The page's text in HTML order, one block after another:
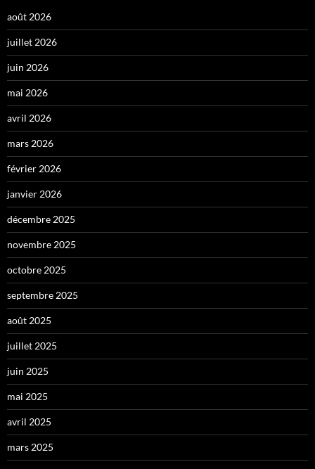
août 2026
juillet 2026
juin 2026
mai 2026
avril 2026
mars 2026
février 2026
janvier 2026
décembre 2025
novembre 2025
octobre 2025
septembre 2025
août 2025
juillet 2025
juin 2025
mai 2025
avril 2025
mars 2025